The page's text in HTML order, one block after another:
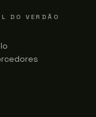
DO VERDÃO